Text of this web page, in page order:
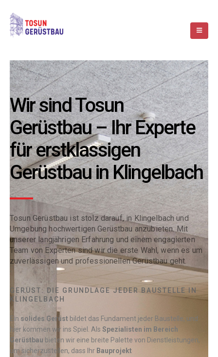
Wir sind Tosun
Gerüstbau – Ihr Experte
für erstklassigen
Gerüstbau in Klingelbach
Tosun Gerüstbau ist stolz darauf, in Klingelbach und
Umgebung hochwertigen Gerüstbau anzubieten. Mit
unserer langjährigen Erfahrung und einem engagierten
Team von Experten sind wir die erste Wahl, wenn es um
zuverlässigen und professionellen Gerüstbau geht.
GERÜST: DIE GRUNDLAGE JEDER BAUSTELLE IN
KLINGELBACH
Ein solides Gerüst bildet das Fundament jeder Baustelle, und
hier kommen wir ins Spiel. Als Spezialisten im Bereich
Gerüstbau bieten wir eine breite Palette von Dienstleistungen,
um sicherzustellen, dass Ihr Bauprojekt